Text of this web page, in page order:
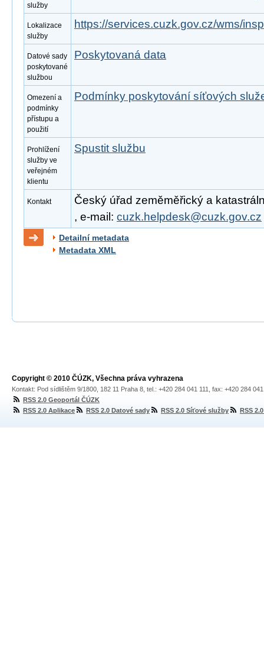
služby
Lokalizace
služby
https://services.cuzk.gov.cz/wms/
Datové sady
poskytované
službou
Poskytovaná data
Omezení a
podmínky
přístupu a
použití
Podmínky poskytování síťových
Prohlížení
služby ve
veřejném
klientu
Spustit službu
Kontakt
Český úřad zeměměřický a
, e-mail: cuzk.helpdesk@cuzk.gov.cz
Detailní metadata
Metadata XML
Copyright © 2010 ČÚZK, Všechna práva vyhrazena
Kontakt: Pod sídlištěm 9/1800, 182 11 Praha 8, tel.: +420 284 041 111, fax: +420 284
RSS 2.0 Geoportál ČÚZK
RSS 2.0 Aplikace
RSS 2.0 Datové sady RSS 2.0 Síťové služby RSS